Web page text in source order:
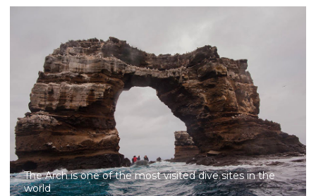
Galapagos is the premiere spot for seeing large
marine fauna